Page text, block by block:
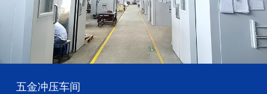
五金冲压车间